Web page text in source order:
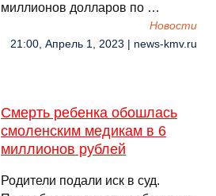
миллионов долларов по …
Новости
21:00, Апрель 1, 2023 | news-kmv.ru
Смерть ребенка обошлась
смоленским медикам в 6
миллионов рублей
Родители подали иск в суд.